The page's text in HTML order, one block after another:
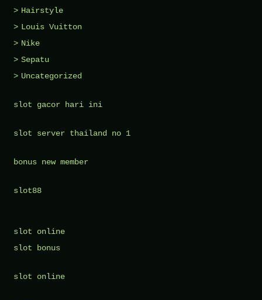
Hairstyle
Louis Vuitton
Nike
Sepatu
Uncategorized
slot gacor hari ini
slot server thailand no 1
bonus new member
slot88
slot online
slot bonus
slot online